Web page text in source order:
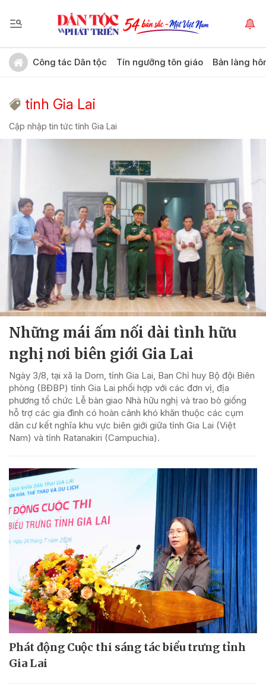
Công tác Dân tộc Tín ngưỡng tôn giáo Bản làng
tỉnh Gia Lai
Cập nhập tin tức tỉnh Gia Lai
Những mái ấm nối dài tình hữu
nghị nơi biên giới Gia Lai
Ngày 3/8, tại xã Ia Dom, tỉnh Gia Lai, Ban Chỉ huy Bộ đội Biên
phòng (BĐBP) tỉnh Gia Lai phối hợp với các đơn vị, địa
phương tổ chức Lễ bàn giao Nhà hữu nghị và trao bò giống
hỗ trợ các gia đình có hoàn cảnh khó khăn thuộc các cụm
dân cư kết nghĩa khu vực biên giới giữa tỉnh Gia Lai (Việt
Nam) và tỉnh Ratanakiri (Campuchia).
Phát động Cuộc thi sáng tác biểu trưng tỉnh
Gia Lai